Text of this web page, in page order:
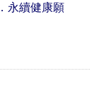
永續健康願